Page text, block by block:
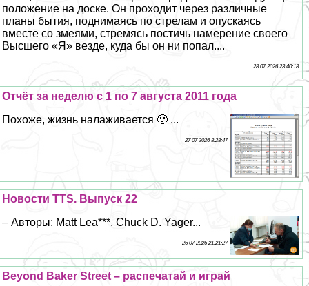
положение на доске. Он проходит через различные
планы бытия, поднимаясь по стрелам и опускаясь
вместе со змеями, стремясь постичь намерение своего
Высшего «Я» везде, куда бы он ни попал....
28 07 2026 23:40:18
Отчёт за неделю с 1 по 7 августа 2011 года
Похоже, жизнь налаживается 🙂 ...
27 07 2026 8:28:47
Новости TTS. Выпуск 22
– Авторы: Matt Lea***, Chuck D. Yager...
26 07 2026 21:21:27
Beyond Baker Street – распечатай и играй